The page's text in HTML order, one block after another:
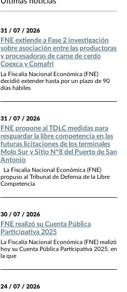
31 / 07 / 2026
FNE extiende a Fase 2 investigación
sobre asociación entre las productoras
y procesadoras de carne de cerdo
Coexca y Comafri
La Fiscalía Nacional Económica (FNE)
decidió extender hasta por un plazo de 90
días hábiles
31 / 07 / 2026
FNE propone al TDLC medidas para
resguardar la libre competencia en las
futuras licitaciones de los terminales
Molo Sur y Sitio N°8 del Puerto de San
Antonio
La Fiscalía Nacional Económica (FNE)
propuso al Tribunal de Defensa de la Libre
Competencia
30 / 07 / 2026
FNE realizó su Cuenta Pública
Participativa 2025
La Fiscalía Nacional Económica (FNE) realizó
hoy su Cuenta Pública Participativa 2025, en
la que
24 / 07 / 2026